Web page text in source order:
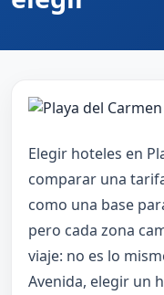
Elegir hoteles en
comparar una
como una base
pero cada zona
viaje: no es lo
Avenida, elegir un